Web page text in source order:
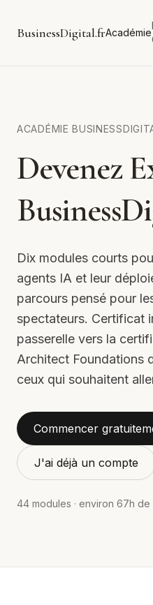
BusinessDigital.frAcadémie
ACADÉMIE
Devenez
Dix modules courts
agents IA et leur
parcours pensé pour
spectateurs. Certificat
passerelle vers la
Architect Foundations
ceux qui souhaitent
Commencer
J'ai déjà un compte
44 modules · environ 67h de